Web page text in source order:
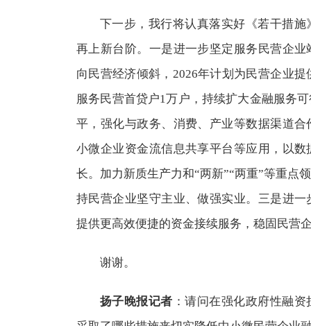
下一步，我行将认真落实好《若干措
再上新台阶。一是进一步坚定服务民营企
向民营经济倾斜，2026年计划为民营企业
服务民营首贷户1万户，持续扩大金融服务
平，强化与政务、消费、产业等数据渠道
小微企业资金流信息共享平台等应用，以
长。加力新质生产力和“两新”“两重”等重点
持民营企业坚守主业、做强实业。三是进
提供更高效便捷的资金接续服务，稳固民营
谢谢。
扬子晚报记者 ：请问在强化政府性融